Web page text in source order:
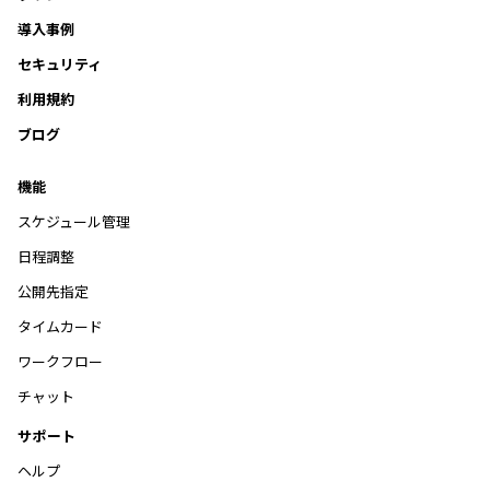
導入事例
セキュリティ
利用規約
ブログ
機能
スケジュール管理
日程調整
公開先指定
タイムカード
ワークフロー
チャット
サポート
ヘルプ